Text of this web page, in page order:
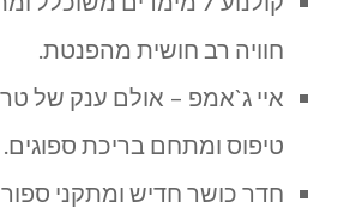
חוויה רב חושית מהפנטת.
איי ג`אמפ – אולם ענק של
טיפוס ומתחם בריכת ספוגים.
חדר כושר חדיש ומתקני